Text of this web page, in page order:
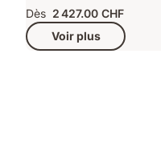
Dès 2 427.00 CHF
Voir plus